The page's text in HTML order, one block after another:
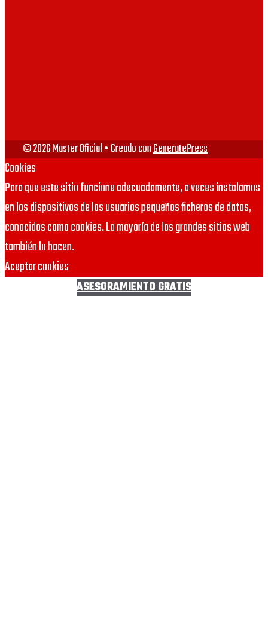
© 2026 Master Oficial• Creado conGeneratePress
Cookies
Para que este sitio funcione adecuadamente, a veces instalamos
en los dispositivos de los usuarios pequeños ficheros de datos,
conocidos como cookies. La mayoría de los grandes sitios web
también lo hacen.
Aceptar cookies
ASESORAMIENTO GRATIS